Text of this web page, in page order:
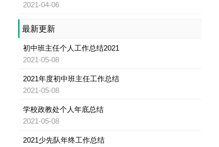
2021-04-06
最新更新
初中班主任个人工作总结2021
2021-05-08
2021年度初中班主任工作总结
2021-05-08
学校政教处个人年底总结
2021-05-08
2021少先队年终工作总结